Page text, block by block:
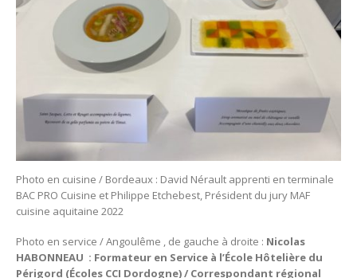
Photo en cuisine / Bordeaux : David Nérault apprenti en terminale
BAC PRO Cuisine et Philippe Etchebest, Président du jury MAF
cuisine aquitaine 2022
Photo en service / Angoulême , de gauche à droite : Nicolas
HABONNEAU : Formateur en Service à l’École Hôtelière du
Périgord (Écoles CCI Dordogne) / Correspondant régional